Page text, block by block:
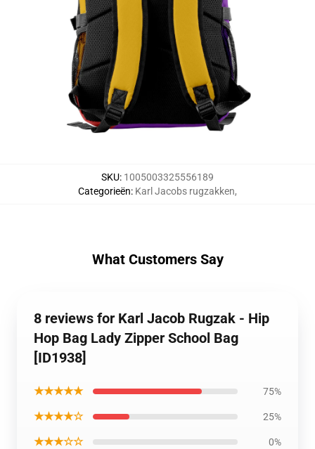
SKU: 1005003325556189
Categorieën: Karl Jacobs rugzakken,
What Customers Say
8 reviews for Karl Jacob Rugzak - Hip
Hop Bag Lady Zipper School Bag
[ID1938]
★★★★★ 75%
★★★★☆ 25%
★★★☆☆ 0%